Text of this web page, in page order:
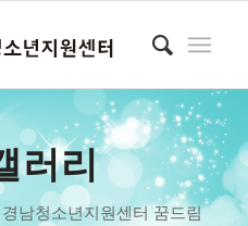
러리
남청소년지원센터 꿈드림